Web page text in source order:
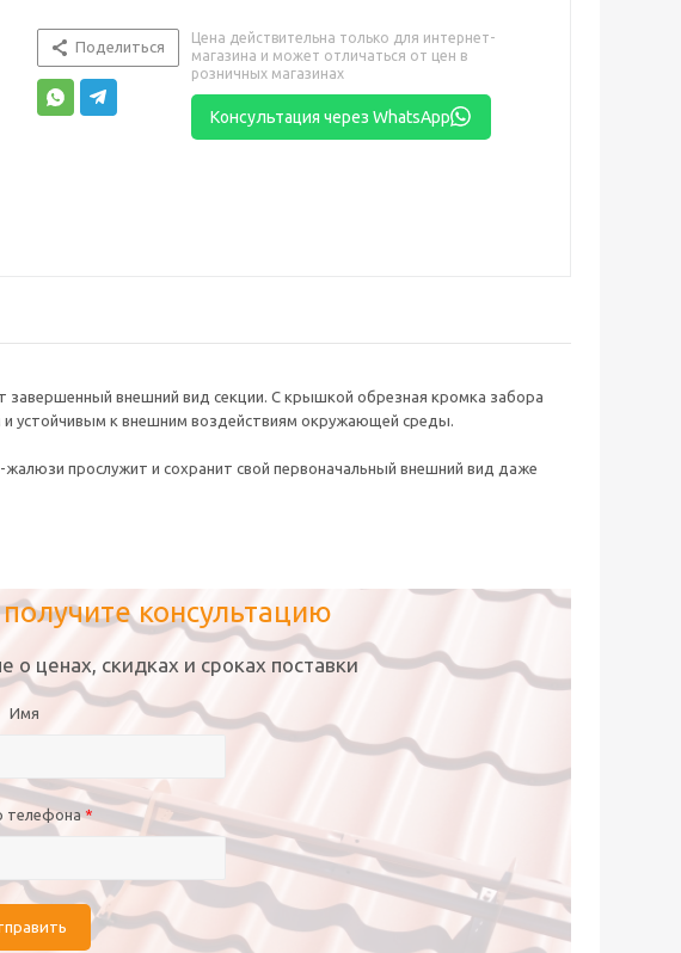
Поделиться
Цена действительна только для интернет-
магазина и может отличаться от цен в
розничных магазинах
Консультация через WhatsApp
внешний вид секции. С крышкой обрезная кромка забора
устойчивым к внешним воздействиям окружающей среды.
прослужит и сохранит свой первоначальный внешний вид даже
консультацию
ценах, скидках и сроках поставки
Имя
телефона*